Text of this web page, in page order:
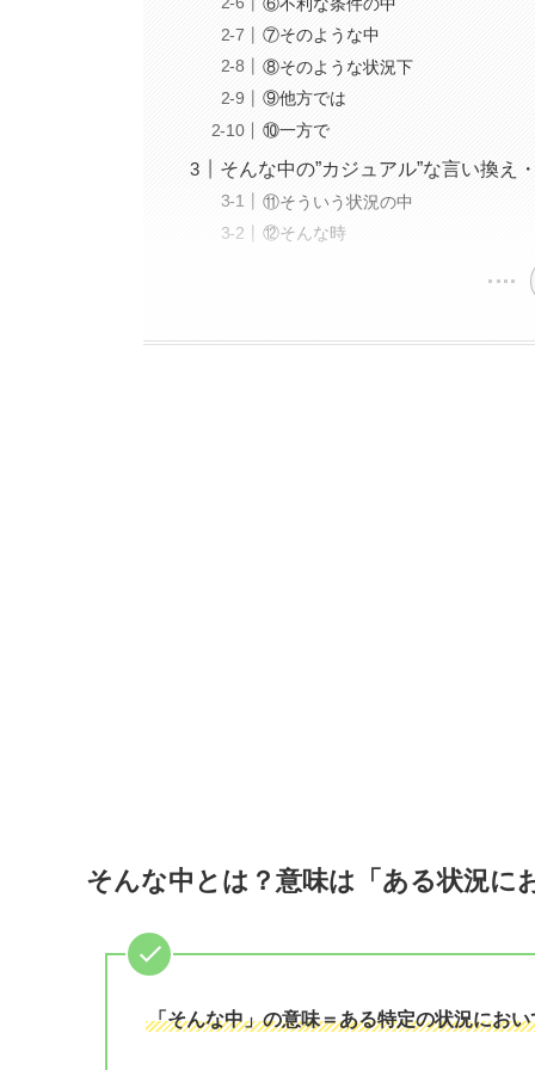
⑦そのような中
⑧そのような状況下
⑨他方では
⑩一方で
そんな中の”カジュアル”な言い換え
⑪そういう状況の中
⑫そんな時
そんな中とは？意味は「ある状況に
「そんな中」の意味＝ある特定の状況にお